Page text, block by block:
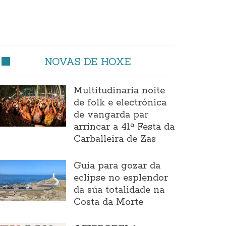
NOVAS DE HOXE
Multitudinaria noite
de folk e electrónica
de vangarda par
arrincar a 41ª Festa da
Carballeira de Zas
Guía para gozar da
eclipse no esplendor
da súa totalidade na
Costa da Morte